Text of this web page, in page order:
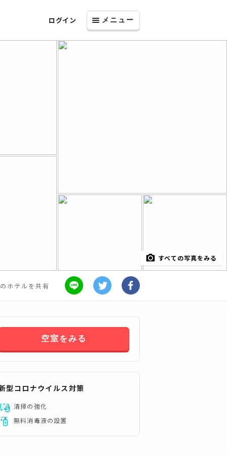
ログイン メニュー
すべての写真をみる
ホテルを共有
空室をみる
型コロナウイルス対策
清掃の強化
無料消毒液の設置